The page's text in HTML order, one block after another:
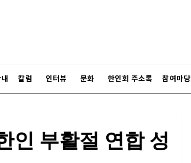
칼럼 인터뷰 문화 한인회 주소록 참여마당
인 부활절 연합 성